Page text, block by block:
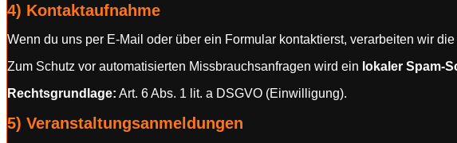
4) Kontaktaufnahme
Wenn du uns per E-Mail oder über ein Formular kontaktierst, verarbeiten wir
Zum Schutz vor automatisierten Missbrauchsanfragen wird ein lokaler Spam-
Rechtsgrundlage: Art. 6 Abs. 1 lit. a DSGVO (Einwilligung).
5) Veranstaltungsanmeldungen